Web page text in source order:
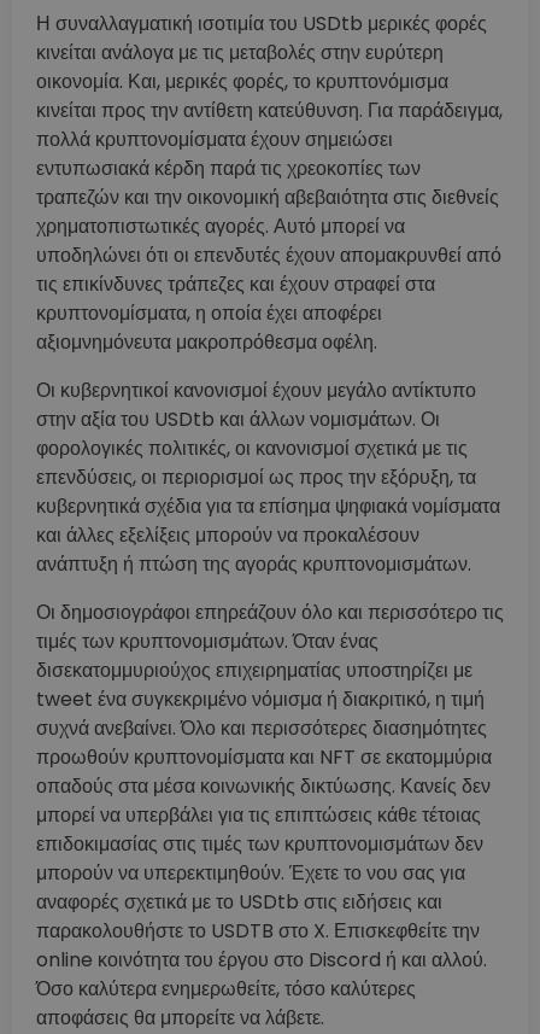
Η συναλλαγματική ισοτιμία του USDtb μερικές φορές
κινείται ανάλογα με τις μεταβολές στην ευρύτερη
οικονομία. Και, μερικές φορές, το κρυπτονόμισμα
κινείται προς την αντίθετη κατεύθυνση. Για παράδειγμα,
πολλά κρυπτονομίσματα έχουν σημειώσει
εντυπωσιακά κέρδη παρά τις χρεοκοπίες των
τραπεζών και την οικονομική αβεβαιότητα στις διεθνείς
χρηματοπιστωτικές αγορές. Αυτό μπορεί να
υποδηλώνει ότι οι επενδυτές έχουν απομακρυνθεί από
τις επικίνδυνες τράπεζες και έχουν στραφεί στα
κρυπτονομίσματα, η οποία έχει αποφέρει
αξιομνημόνευτα μακροπρόθεσμα οφέλη.
Οι κυβερνητικοί κανονισμοί έχουν μεγάλο αντίκτυπο
στην αξία του USDtb και άλλων νομισμάτων. Οι
φορολογικές πολιτικές, οι κανονισμοί σχετικά με τις
επενδύσεις, οι περιορισμοί ως προς την εξόρυξη, τα
κυβερνητικά σχέδια για τα επίσημα ψηφιακά νομίσματα
και άλλες εξελίξεις μπορούν να προκαλέσουν
ανάπτυξη ή πτώση της αγοράς κρυπτονομισμάτων.
Οι δημοσιογράφοι επηρεάζουν όλο και περισσότερο τις
τιμές των κρυπτονομισμάτων. Όταν ένας
δισεκατομμυριούχος επιχειρηματίας υποστηρίζει με
tweet ένα συγκεκριμένο νόμισμα ή διακριτικό, η τιμή
συχνά ανεβαίνει. Όλο και περισσότερες διασημότητες
προωθούν κρυπτονομίσματα και NFT σε εκατομμύρια
οπαδούς στα μέσα κοινωνικής δικτύωσης. Κανείς δεν
μπορεί να υπερβάλει για τις επιπτώσεις κάθε τέτοιας
επιδοκιμασίας στις τιμές των κρυπτονομισμάτων δεν
μπορούν να υπερεκτιμηθούν. Έχετε το νου σας για
αναφορές σχετικά με το USDtb στις ειδήσεις και
παρακολουθήστε το USDTB στο X. Επισκεφθείτε την
online κοινότητα του έργου στο Discord ή και αλλού.
Όσο καλύτερα ενημερωθείτε, τόσο καλύτερες
αποφάσεις θα μπορείτε να λάβετε.